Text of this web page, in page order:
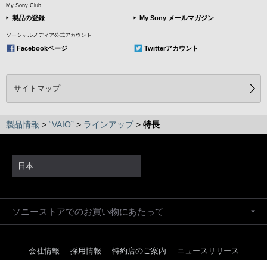
My Sony Club
製品の登録 My Sony メールマガジン
ソーシャルメディア公式アカウント
Facebookページ Twitterアカウント
サイトマップ
製品情報 > “VAIO” > ラインアップ > 特長
日本
ソニーストアでのお買い物にあたって
会社情報 採用情報 特約店のご案内
ニュースリリース